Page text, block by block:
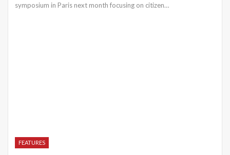
symposium in Paris next month focusing on citizen…
FEATURES